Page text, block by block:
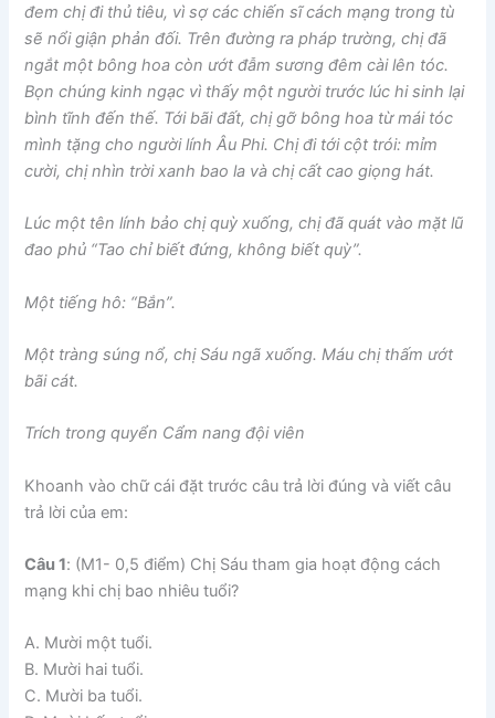
đem chị đi thủ tiêu, vì sợ các chiến sĩ cách mạng trong tù
sẽ nổi giận phản đối. Trên đường ra pháp trường, chị đã
ngắt một bông hoa còn ướt đẫm sương đêm cài lên tóc.
Bọn chúng kinh ngạc vì thấy một người trước lúc hi sinh lại
bình tĩnh đến thế. Tới bãi đất, chị gỡ bông hoa từ mái tóc
mình tặng cho người lính Âu Phi. Chị đi tới cột trói: mỉm
cười, chị nhìn trời xanh bao la và chị cất cao giọng hát.
Lúc một tên lính bảo chị quỳ xuống, chị đã quát vào mặt lũ
đao phủ “Tao chỉ biết đứng, không biết quỳ”.
Một tiếng hô: “Bắn”.
Một tràng súng nổ, chị Sáu ngã xuống. Máu chị thấm ướt
bãi cát.
Trích trong quyển Cẩm nang đội viên
Khoanh vào chữ cái đặt trước câu trả lời đúng và viết câu
trả lời của em:
Câu 1: (M1- 0,5 điểm) Chị Sáu tham gia hoạt động cách
mạng khi chị bao nhiêu tuổi?
A. Mười một tuổi.
B. Mười hai tuổi.
C. Mười ba tuổi.